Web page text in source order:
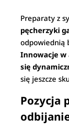
Preparaty z
pęcherzyki
odpowiednią
Innowacje w
się
się jeszcze
Pozycja